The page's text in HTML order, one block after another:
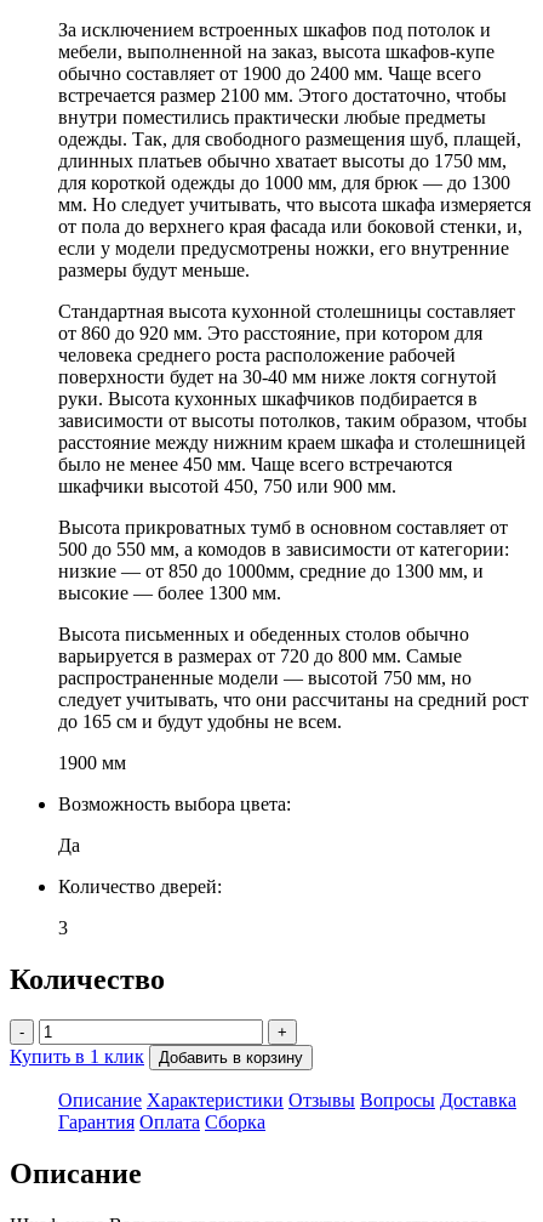
За исключением встроенных шкафов под потолок и
мебели, выполненной на заказ, высота шкафов-купе
обычно составляет от 1900 до 2400 мм. Чаще всего
встречается размер 2100 мм. Этого достаточно, чтобы
внутри поместились практически любые предметы
одежды. Так, для свободного размещения шуб, плащей,
длинных платьев обычно хватает высоты до 1750 мм,
для короткой одежды до 1000 мм, для брюк — до 1300
мм. Но следует учитывать, что высота шкафа измеряется
от пола до верхнего края фасада или боковой стенки, и,
если у модели предусмотрены ножки, его внутренние
размеры будут меньше.
Стандартная высота кухонной столешницы составляет
от 860 до 920 мм. Это расстояние, при котором для
человека среднего роста расположение рабочей
поверхности будет на 30-40 мм ниже локтя согнутой
руки. Высота кухонных шкафчиков подбирается в
зависимости от высоты потолков, таким образом, чтобы
расстояние между нижним краем шкафа и столешницей
было не менее 450 мм. Чаще всего встречаются
шкафчики высотой 450, 750 или 900 мм.
Высота прикроватных тумб в основном составляет от
500 до 550 мм, а комодов в зависимости от категории:
низкие — от 850 до 1000мм, средние до 1300 мм, и
высокие — более 1300 мм.
Высота письменных и обеденных столов обычно
варьируется в размерах от 720 до 800 мм. Самые
распространенные модели — высотой 750 мм, но
следует учитывать, что они рассчитаны на средний рост
до 165 см и будут удобны не всем.
1900 мм
Возможность выбора цвета:
Да
Количество дверей:
3
Количество
- +
Купить в 1 клик Добавить в корзину
Описание Характеристики Отзывы Вопросы Доставка
Гарантия Оплата Сборка
Описание